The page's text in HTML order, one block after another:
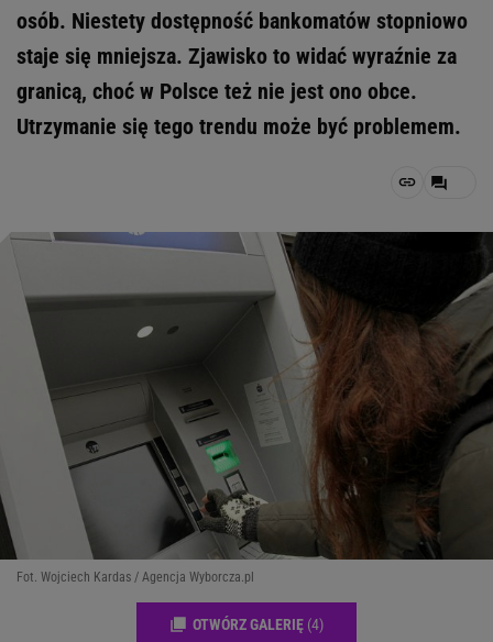
osób. Niestety dostępność bankomatów stopniowo
staje się mniejsza. Zjawisko to widać wyraźnie za
granicą, choć w Polsce też nie jest ono obce.
Utrzymanie się tego trendu może być problemem.
Fot. Wojciech Kardas / Agencja Wyborcza.pl
OTWÓRZ GALERIĘ (4)